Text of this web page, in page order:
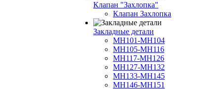
Клапан "Захлопка"
Клапан Захлопка
Закладные детали
МН101-МН104
МН105-МН116
МН117-МН126
МН127-МН132
МН133-МН145
МН146-МН151